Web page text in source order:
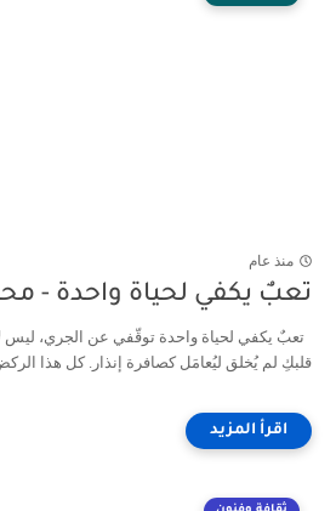
منذ عام
تعبٌ يكفي لحياة واحدة -
تعبٌ يكفي لحياة واحدة توقّفي عن الجري، ليس
قلبكِ لم يُخلق ليُعامَل كصافرة إنذار. كل هذا